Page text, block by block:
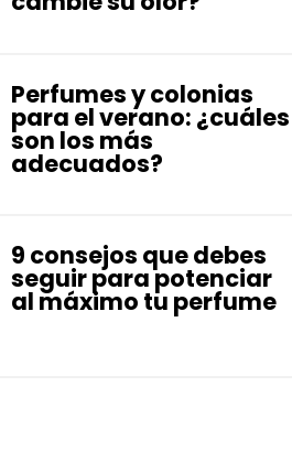
Perfumes y colonias
para el verano: ¿cuáles
son los más
adecuados?
9 consejos que debes
seguir para potenciar
al máximo tu perfume